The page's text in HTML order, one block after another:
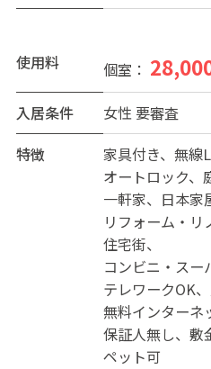
使用料 個室：
入居条件
女性 要審査
特徴
家具付き 無線
オートロック
一軒家
日本家
リフォーム・リ
住宅街
コンビニ・スー
テレワークOK
無料インターネ
保証人無し
敷
ペット可